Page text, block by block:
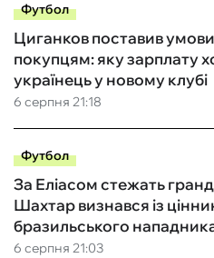
Футбол
6 серпня 21:18
Циганков поставив
покупцям: яку зарплату
українець у новому клубі
Футбол
6 серпня 21:03
За Еліасом стежать
Шахтар визнався із
бразильського